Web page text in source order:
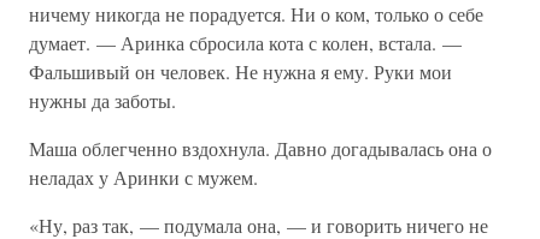
ничему никогда не порадуется. Ни о ком, только о себе
думает. — Аринка сбросила кота с колен, встала. —
Фальшивый он человек. Не нужна я ему. Руки мои
нужны да заботы.
Маша облегченно вздохнула. Давно догадывалась она о
неладах у Аринки с мужем.
«Ну, раз так, — подумала она, — и говорить ничего не